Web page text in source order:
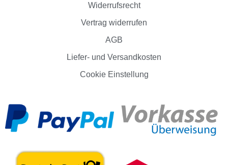
Widerrufsrecht
Vertrag widerrufen
AGB
Liefer- und Versandkosten
Cookie Einstellung